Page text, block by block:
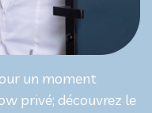
un moment
privé; découvrez le